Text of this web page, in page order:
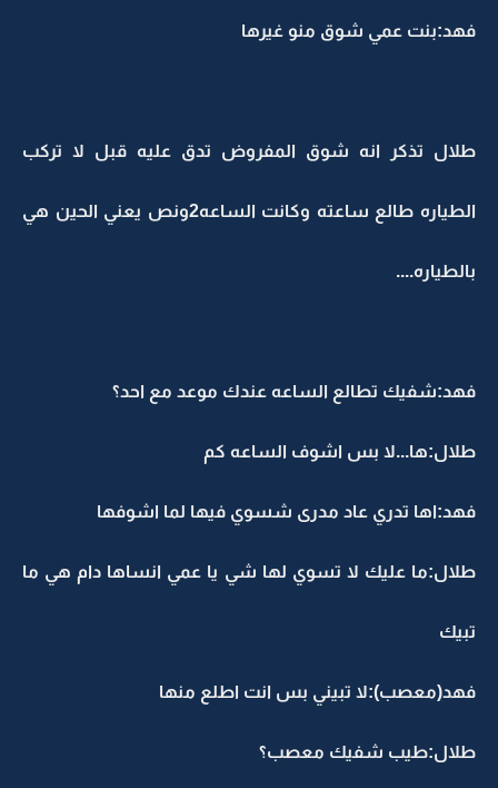
فهد:بنت عمي شوق منو غيرها
طلال تذكر انه شوق المفروض تدق عليه قبل لا تركب
الطياره طالع ساعته وكانت الساعه2ونص يعني الحين هي
بالطياره....
فهد:شفيك تطالع الساعه عندك موعد مع احد؟
طلال:ها...لا بس اشوف الساعه كم
فهد:اها تدري عاد مدرى شسوي فيها لما اشوفها
طلال:ما عليك لا تسوي لها شي يا عمي انساها دام هي ما
تبيك
فهد(معصب):لا تبيني بس انت اطلع منها
طلال:طيب شفيك معصب؟